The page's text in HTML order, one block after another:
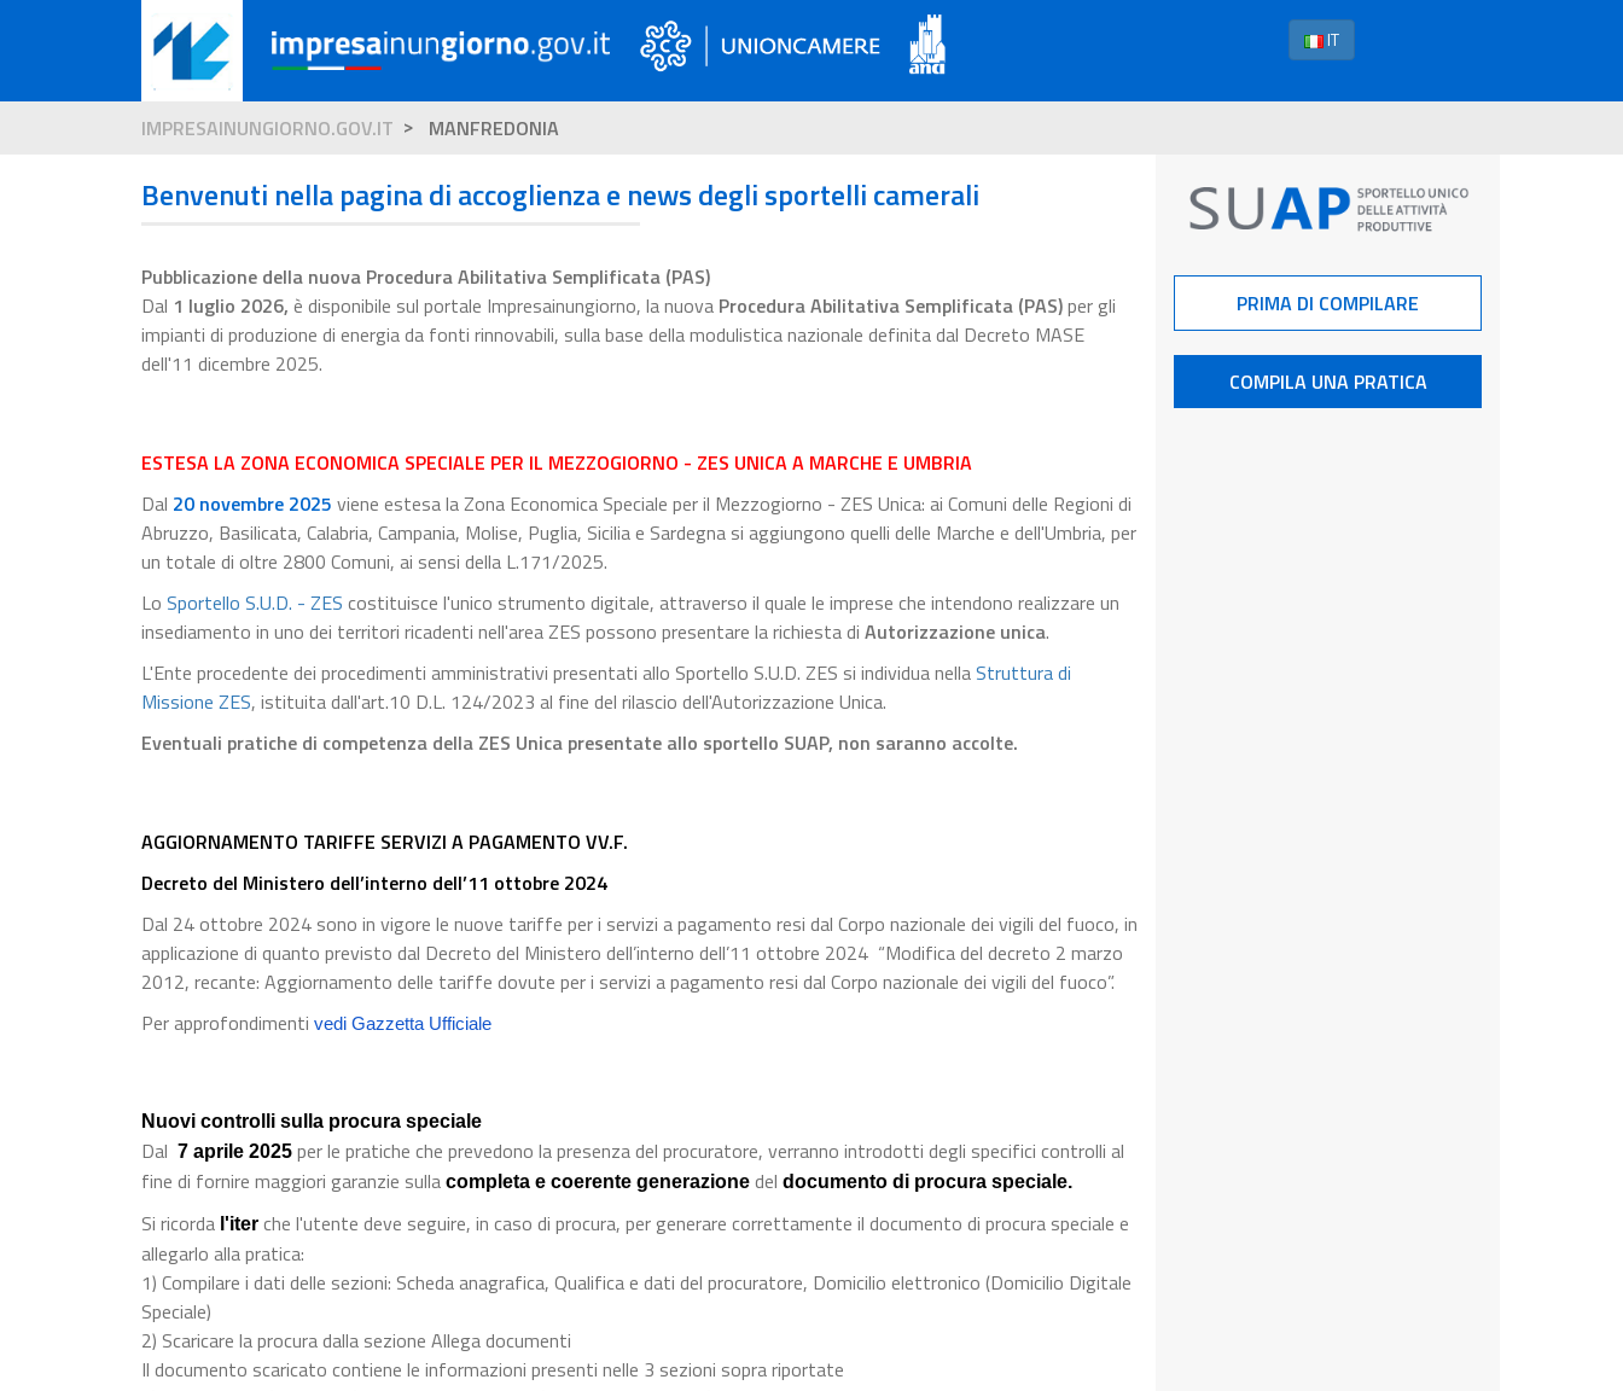
IT
IMPRESAINUNGIORNO.GOV.IT MANFREDONIA
Benvenuti nella pagina di accoglienza e news degli sportelli camerali
Pubblicazione della nuova Procedura Abilitativa Semplificata (PAS)
Dal 1 luglio 2026, è disponibile sul portale Impresainungiorno, la nuova Procedura Abilitativa Semplificata (PAS)per gli
impianti di produzione di energia da fonti rinnovabili, sulla base della modulistica nazionale definita dal Decreto MASE
dell'11 dicembre 2025.
ESTESA LA ZONA ECONOMICA SPECIALE PER IL MEZZOGIORNO - ZES UNICA A MARCHE E UMBRIA
Dal 20 novembre 2025 viene estesa la Zona Economica Speciale per il Mezzogiorno - ZES Unica: ai Comuni delle Regioni di
Abruzzo, Basilicata, Calabria, Campania, Molise, Puglia, Sicilia e Sardegna si aggiungono quelli delle Marche e dell'Umbria, per
un totale di oltre 2800 Comuni, ai sensi della L.171/2025.
Lo Sportello S.U.D. - ZES costituisce l'unico strumento digitale, attraverso il quale le imprese che intendono realizzare un
insediamento in uno dei territori ricadenti nell'area ZES possono presentare la richiesta di Autorizzazione unica.
L'Ente procedente dei procedimenti amministrativi presentati allo Sportello S.U.D. ZES si individua nellaStruttura di
Missione ZES, istituita dall'art.10 D.L. 124/2023 al fine del rilascio dell'Autorizzazione Unica.
Eventuali pratiche di competenza della ZES Unica presentate allo sportello SUAP, non saranno accolte.
AGGIORNAMENTO TARIFFE SERVIZI A PAGAMENTO VV.F.
Decreto del Ministero dell’interno dell’11 ottobre 2024
Dal 24 ottobre 2024 sono in vigore le nuove tariffe per i servizi a pagamento resi dal Corpo nazionale dei vigili del fuoco, in
applicazione di quanto previsto dal Decreto del Ministero dell’interno dell’11 ottobre 2024 “Modifica del decreto 2 marzo
2012, recante: Aggiornamento delle tariffe dovute per i servizi a pagamento resi dal Corpo nazionale dei vigili del fuoco”.
Per approfondimenti vedi Gazzetta Ufficiale
Nuovi controlli sulla procura speciale
Dal 7 aprile 2025 per le pratiche che prevedono la presenza del procuratore, verranno introdotti degli specifici controlli al
fine di fornire maggiori garanzie sulla completa e coerente generazione del documento di procura speciale.
Si ricorda l'iter che l'utente deve seguire, in caso di procura, per generare correttamente il documento di procura speciale e
allegarlo alla pratica:
1) Compilare i dati delle sezioni: Scheda anagrafica, Qualifica e dati del procuratore, Domicilio elettronico (Domicilio Digitale
Speciale)
2) Scaricare la procura dalla sezione Allega documenti
Il documento scaricato contiene le informazioni presenti nelle 3 sezioni sopra riportate
PRIMA DI COMPILARE
COMPILA UNA PRATICA